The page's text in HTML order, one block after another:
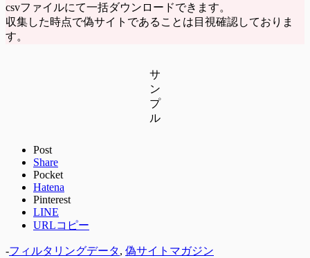
csvファイルにて一括ダウンロードできます。
収集した時点で偽サイトであることは目視確認しておりま
す。
サ
ン
プ
ル
Post
Share
Pocket
Hatena
Pinterest
LINE
URLコピー
-フィルタリングデータ, 偽サイトマガジン